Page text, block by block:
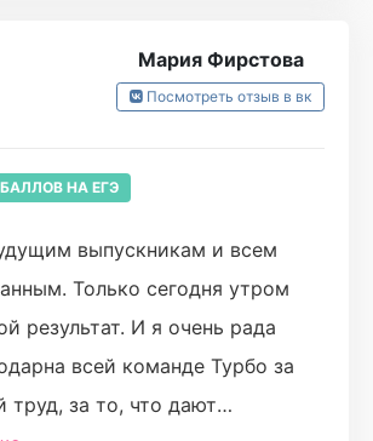
которые терпели мои не
Мария Фирстова
Посмотреть отзыв в вк
НА ЕГЭ
выпускникам и всем
Только сегодня утром
результат. И я очень рада
всей команде Турбо за
труд, за то, что дают